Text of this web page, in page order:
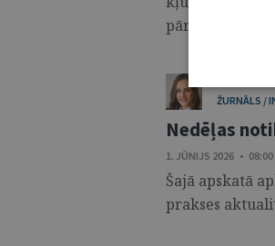
pārsteidzoša.
ŽURNĀLS /
Nedēļas
1. JŪNIJS 2026 • 08:00
Šajā apskatā
prakses